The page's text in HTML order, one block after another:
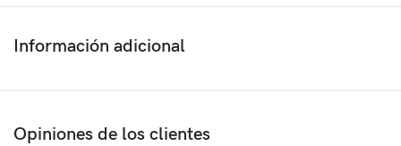
Información adicional
Opiniones de los clientes